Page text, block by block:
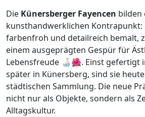
Die Künersberger Fayencen bilden
kunsthandwerklichen Kontrapunkt:
farbenfroh und detailreich bemalt,
einem ausgeprägten Gespür für
Lebensfreude 🍶🌺. Einst gefertigt
später in Künersberg, sind sie
städtischen Sammlung. Die neue
nicht nur als Objekte, sondern als
Alltagskultur.